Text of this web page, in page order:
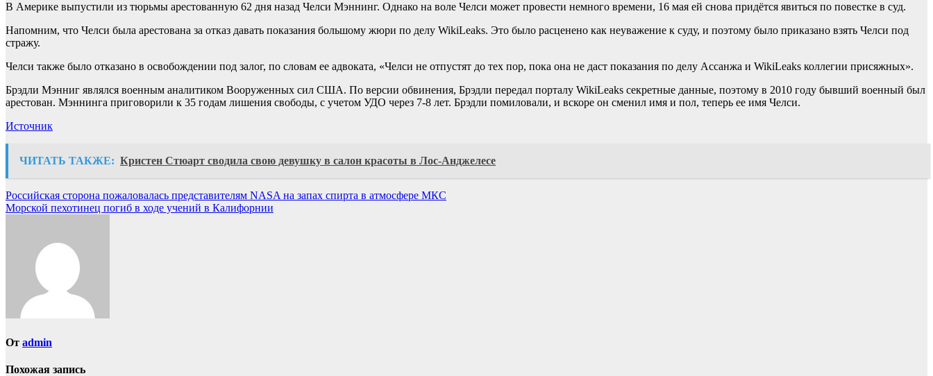
В Америке выпустили из тюрьмы арестованную 62 дня назад Челси Мэннинг. Однако на воле Челси может провести немного времени, 16 мая ей снова придётся явиться по повестке в суд.
Напомним, что Челси была арестована за отказ давать показания большому жюри по делу WikiLeaks. Это было расценено как неуважение к суду, и поэтому было приказано взять Челси под
стражу.
Челси также было отказано в освобождении под залог, по словам ее адвоката, «Челси не отпустят до тех пор, пока она не даст показания по делу Ассанжа и WikiLeaks коллегии присяжных».
Брэдли Мэнниг являлся военным аналитиком Вооруженных сил США. По версии обвинения, Брэдли передал порталу WikiLeaks секретные данные, поэтому в 2010 году бывший военный был
арестован. Мэннинга приговорили к 35 годам лишения свободы, с учетом УДО через 7-8 лет. Брэдли помиловали, и вскоре он сменил имя и пол, теперь ее имя Челси.
Источник
ЧИТАТЬ ТАКЖЕ: Кристен Стюарт сводила свою девушку в салон красоты в Лос-Анджелесе
Навигация
по
Российская сторона пожаловалась представителям NASA на запах спирта в атмосфере МКС
Морской пехотинец погиб в ходе учений в Калифорнии
От admin
Похожая запись